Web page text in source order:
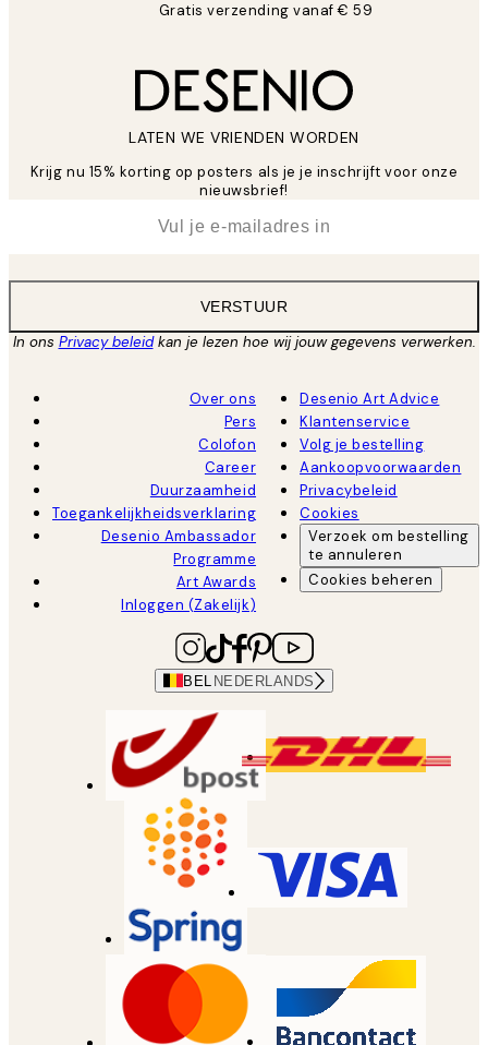
Gratis verzending vanaf € 59
LATEN WE VRIENDEN WORDEN
Krijg nu 15% korting op posters als je je inschrijft voor onze
nieuwsbrief!
VERSTUUR
In ons Privacy beleidkan je lezen hoe wij jouw gegevens verwerken.
Over ons
Pers
Colofon
Career
Duurzaamheid
Toegankelijkheidsverklaring
Desenio Ambassador
Programme
Art Awards
Inloggen (Zakelijk)
Desenio Art Advice
Klantenservice
Volg je bestelling
Aankoopvoorwaarden
Privacybeleid
Cookies
Verzoek om bestelling
te annuleren
Cookies beheren
BEL NEDERLANDS